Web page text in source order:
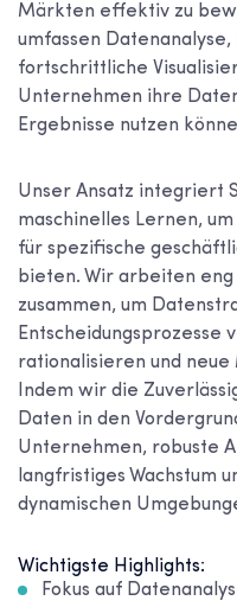
Märkten effektiv zu
umfassen
fortschrittliche
Unternehmen ihre
Ergebnisse nutzen
Unser Ansatz integriert
maschinelles Lernen,
für spezifische
bieten. Wir arbeiten eng
zusammen, um
Entscheidungsprozesse
rationalisieren und
Indem wir die
Daten in den
Unternehmen, robuste
langfristiges Wachstum
dynamischen
Wichtigste Highlights:
Fokus auf